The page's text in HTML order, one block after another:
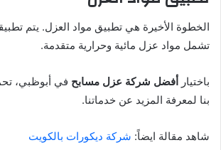
الخطوة الأخيرة هي تطبيق مواد العزل. يتم
تشمل مواد عزل مائية وحرارية متقدمة.
باختيار أفضل شركة عزل مسابح في أبوظبي،
بنا لمعرفة المزيد عن خدماتنا.
شاهد مقالة ايضاً: شركة ديكورات بالكويت